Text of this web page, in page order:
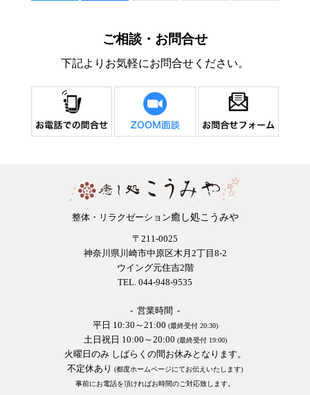
ご相談・お問合せ
下記よりお気軽にお問合せください。
整体・リラクゼーション癒し処こうみや
〒211-0025
神奈川県川崎市中原区木月2丁目8-2
ウイング元住吉2階
TEL. 044-948-9535
- 営業時間 -
平日 10:30～21:00 (最終受付 20:30)
土日祝日 10:00～20:00 (最終受付 19:00)
火曜日のみ しばらくの間お休みとなります。
不定休あり (都度ホームページにてお伝えいたします)
事前にお電話を頂ければお時間のご対応致します。